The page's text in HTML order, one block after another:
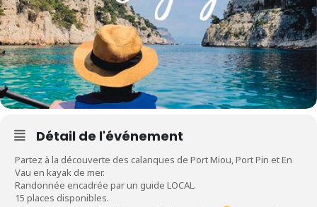
Détail de l'événement
Partez à la découverte des calanques de Port Miou, Port Pin et En
Vau en kayak de mer.
Randonnée encadrée par un guide LOCAL.
15 places disponibles.